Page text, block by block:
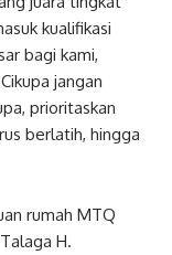
kualifikasi
bagi kami,
jangan
prioritaskan
berlatih, hingga
rumah MTQ
H.